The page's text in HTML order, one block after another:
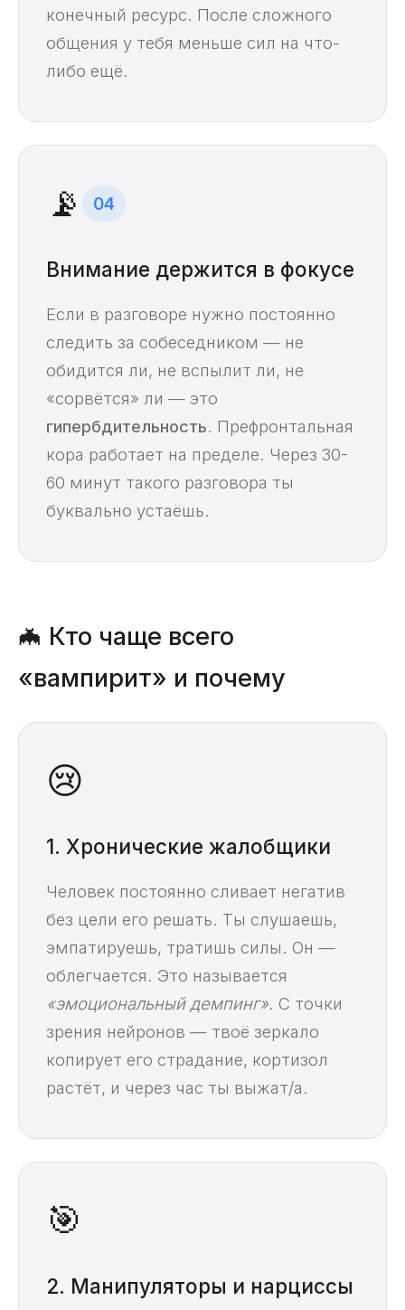
конечный ресурс. После сложного
общения у тебя меньше сил на что-
либо ещё.
📡 04
Внимание держится в фокусе
Если в разговоре нужно постоянно
следить за собеседником — не
обидится ли, не вспылит ли, не
«сорвётся» ли — это
гипербдительность. Префронтальная
кора работает на пределе. Через 30-
60 минут такого разговора ты
буквально устаёшь.
🦇 Кто чаще всего
«вампирит» и почему
😢
1. Хронические жалобщики
Человек постоянно сливает негатив
без цели его решать. Ты слушаешь,
эмпатируешь, тратишь силы. Он —
облегчается. Это называется
«эмоциональный демпинг». С точки
зрения нейронов — твоё зеркало
копирует его страдание, кортизол
растёт, и через час ты выжат/а.
🎯
2. Манипуляторы и нарциссы